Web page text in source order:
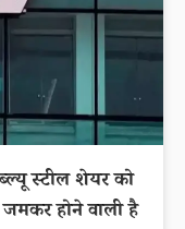
स्टील शेयर को
होने वाली है